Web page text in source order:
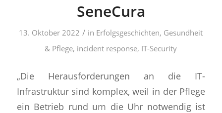
SeneCura
13. Oktober 2022 / in Erfolgsgeschichten, Gesundheit
& Pflege, incident response, IT-Security
„Die Herausforderungen an die IT-
Infrastruktur sind komplex, weil in der Pflege
ein Betrieb rund um die Uhr notwendig ist